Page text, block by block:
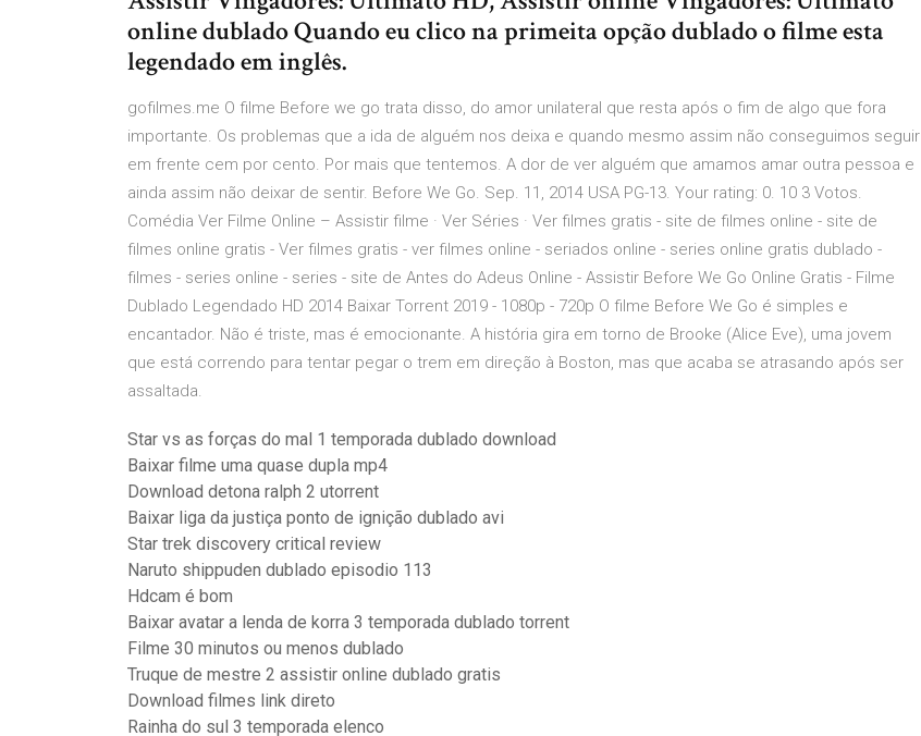
online dublado Quando eu clico na primeita opção dublado o filme esta
legendado em inglês.
gofilmes.me O filme Before we go trata disso, do amor unilateral que resta após o fim de algo que fora
importante. Os problemas que a ida de alguém nos deixa e quando mesmo assim não conseguimos seguir
em frente cem por cento. Por mais que tentemos. A dor de ver alguém que amamos amar outra pessoa e
ainda assim não deixar de sentir. Before We Go. Sep. 11, 2014 USA PG-13. Your rating: 0. 10 3 Votos.
Comédia Ver Filme Online – Assistir filme · Ver Séries · Ver filmes gratis - site de filmes online - site de
filmes online gratis - Ver filmes gratis - ver filmes online - seriados online - series online gratis dublado -
filmes - series online - series - site de Antes do Adeus Online - Assistir Before We Go Online Gratis - Filme
Dublado Legendado HD 2014 Baixar Torrent 2019 - 1080p - 720p O filme Before We Go é simples e
encantador. Não é triste, mas é emocionante. A história gira em torno de Brooke (Alice Eve), uma jovem
que está correndo para tentar pegar o trem em direção à Boston, mas que acaba se atrasando após ser
assaltada.
Star vs as forças do mal 1 temporada dublado download
Baixar filme uma quase dupla mp4
Download detona ralph 2 utorrent
Baixar liga da justiça ponto de ignição dublado avi
Star trek discovery critical review
Naruto shippuden dublado episodio 113
Hdcam é bom
Baixar avatar a lenda de korra 3 temporada dublado torrent
Filme 30 minutos ou menos dublado
Truque de mestre 2 assistir online dublado gratis
Download filmes link direto
Rainha do sul 3 temporada elenco